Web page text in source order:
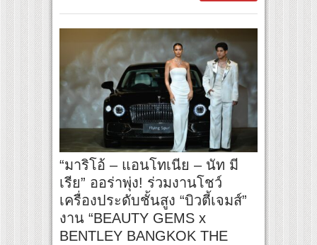
“มาริโอ้ – แอนโทเนีย – นัท มี
เรีย” ออร่าพุ่ง! ร่วมงานโชว์
เครื่องประดับชั้นสูง “บิวตี้เจมส์”
งาน “BEAUTY GEMS x
BENTLEY BANGKOK THE